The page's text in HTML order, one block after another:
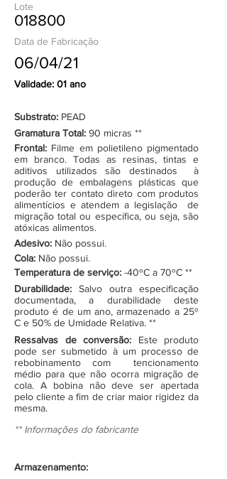
Lote
018800
Data de Fabricação
06/04/21
Validade: 01 ano
Substrato: PEAD
Gramatura Total: 90 micras **
Frontal: Filme em polietileno pigmentado
em branco. Todas as resinas, tintas e
aditivos utilizados são destinados à
produção de embalagens plásticas que
poderão ter contato direto com produtos
alimentícios e atendem a legislação de
migração total ou específica, ou seja, são
atóxicas alimentos.
Adesivo: Não possui.
Cola: Não possui.
Temperatura de serviço: -40ºC a 70ºC **
Durabilidade: Salvo outra especificação
documentada, a durabilidade deste
produto é de um ano, armazenado a 25º
C e 50% de Umidade Relativa. **
Ressalvas de conversão: Este produto
pode ser submetido à um processo de
rebobinamento com tencionamento
médio para que não ocorra migração de
cola. A bobina não deve ser apertada
pelo cliente a fim de criar maior rigidez da
mesma.
** Informações do fabricante
Armazenamento: